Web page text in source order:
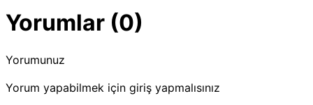
Yorumlar (0)
Yorumunuz
Yorum yapabilmek için giriş yapmalısınız